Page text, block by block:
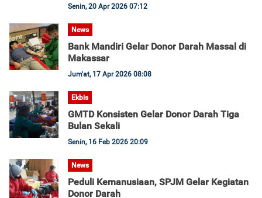
Senin, 20 Apr 2026 07:12
News
Bank Mandiri Gelar Donor Darah Massal di
Makassar
Jum'at, 17 Apr 2026 08:08
Ekbis
GMTD Konsisten Gelar Donor Darah Tiga
Bulan Sekali
Senin, 16 Feb 2026 20:09
News
Peduli Kemanusiaan, SPJM Gelar Kegiatan
Donor Darah